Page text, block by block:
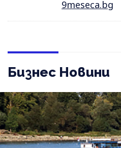
9meseca.bg
Бизнес Новини